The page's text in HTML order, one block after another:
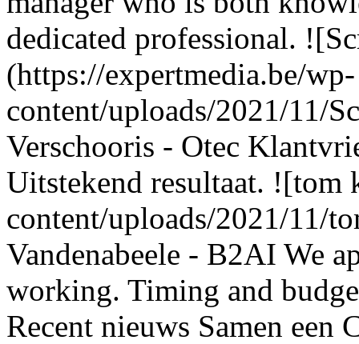
dedicated professional.
(https://expertmedia.be/wp-
content/uploads/2021/11/
Verschooris - Otec
Uitstekend resultaat. ![tom
content/uploads/2021/11/
Vandenabeele - B2AI We
working. Timing and
Recent nieuws Samen een